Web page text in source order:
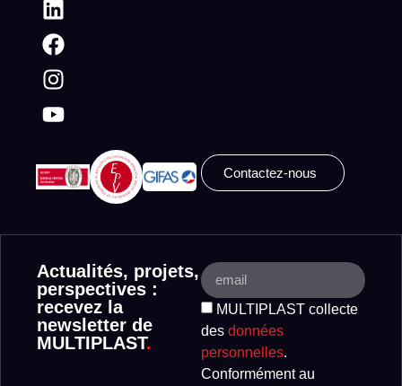
Contactez-nous
Actualités, projets,
perspectives :
recevez la
newsletter de
MULTIPLAST.
MULTIPLAST collecte
des données
personnelles.
Conformément au